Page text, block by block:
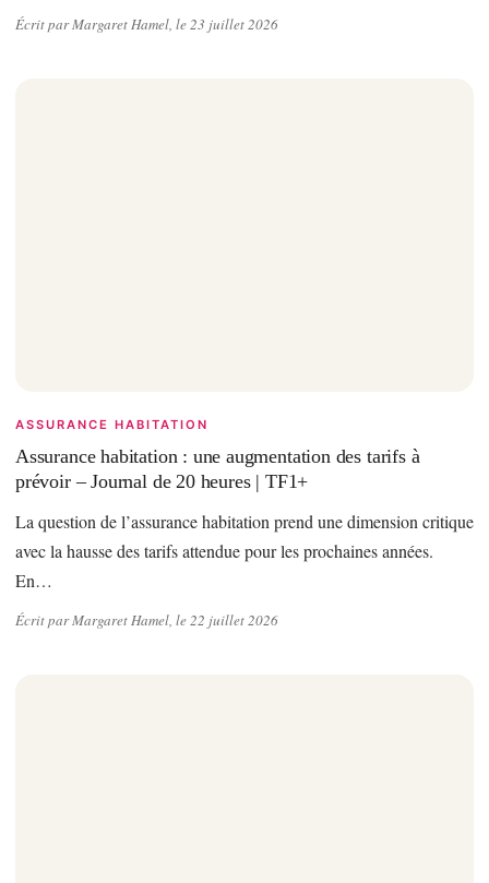
Écrit par Margaret Hamel, le 23 juillet 2026
ASSURANCE HABITATION
Assurance habitation : une augmentation des tarifs à
prévoir – Journal de 20 heures | TF1+
La question de l’assurance habitation prend une dimension critique
avec la hausse des tarifs attendue pour les prochaines années.
En…
Écrit par Margaret Hamel, le 22 juillet 2026